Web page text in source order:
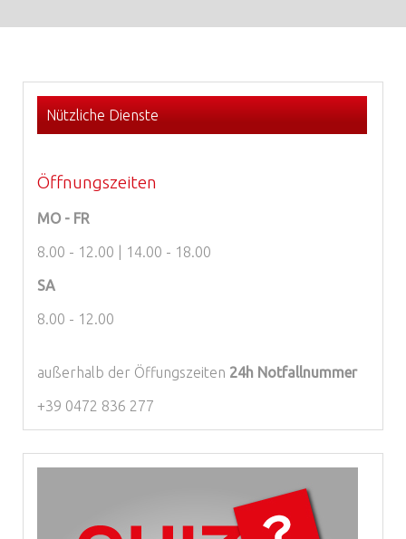
Nützliche Dienste
Öffnungszeiten
MO - FR
8.00 - 12.00 | 14.00 - 18.00
SA
8.00 - 12.00
außerhalb der Öffungszeiten 24h Notfallnummer
+39 0472 836 277